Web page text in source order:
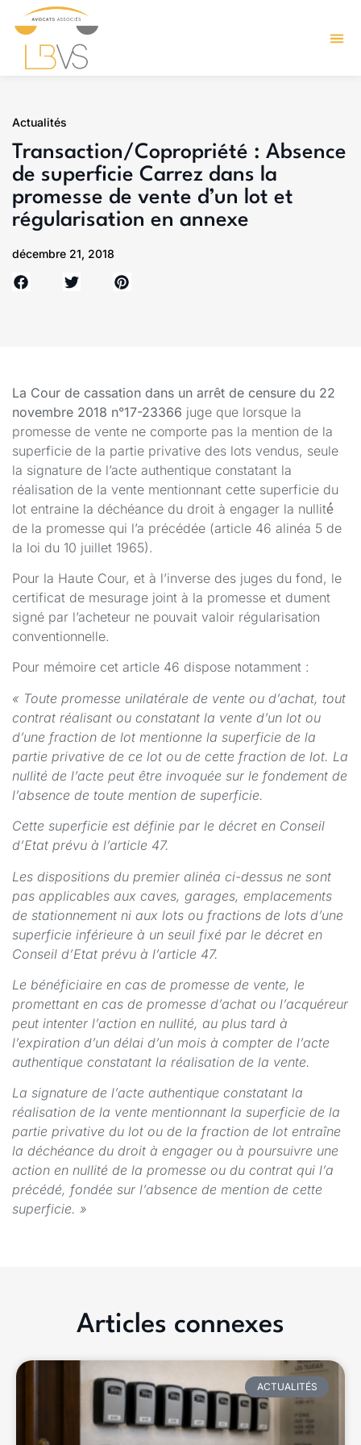
Actualités
Transaction/Copropriété : Absence
de superficie Carrez dans la
promesse de vente d’un lot et
régularisation en annexe
décembre 21, 2018
La Cour de cassation dans un arrêt de censure du 22
novembre 2018 n°17-23366 juge que lorsque la
promesse de vente ne comporte pas la mention de la
superficie de la partie privative des lots vendus, seule
la signature de l’acte authentique constatant la
réalisation de la vente mentionnant cette superficie du
lot entraine la déchéance du droit à engager la nullité́
de la promesse qui l’a précédée (article 46 alinéa 5 de
la loi du 10 juillet 1965).
Pour la Haute Cour, et à l’inverse des juges du fond, le
certificat de mesurage joint à la promesse et dument
signé par l’acheteur ne pouvait valoir régularisation
conventionnelle.
Pour mémoire cet article 46 dispose notamment :
« Toute promesse unilatérale de vente ou d’achat, tout
contrat réalisant ou constatant la vente d’un lot ou
d’une fraction de lot mentionne la superficie de la
partie privative de ce lot ou de cette fraction de lot. La
nullité de l’acte peut être invoquée sur le fondement de
l’absence de toute mention de superficie.
Cette superficie est définie par le décret en Conseil
d’Etat prévu à l’article 47.
Les dispositions du premier alinéa ci-dessus ne sont
pas applicables aux caves, garages, emplacements
de stationnement ni aux lots ou fractions de lots d’une
superficie inférieure à un seuil fixé par le décret en
Conseil d’Etat prévu à l’article 47.
Le bénéficiaire en cas de promesse de vente, le
promettant en cas de promesse d’achat ou l’acquéreur
peut intenter l’action en nullité, au plus tard à
l’expiration d’un délai d’un mois à compter de l’acte
authentique constatant la réalisation de la vente.
La signature de l’acte authentique constatant la
réalisation de la vente mentionnant la superficie de la
partie privative du lot ou de la fraction de lot entraîne
la déchéance du droit à engager ou à poursuivre une
action en nullité de la promesse ou du contrat qui l’a
précédé, fondée sur l’absence de mention de cette
superficie. »
Articles connexes
ACTUALITÉS